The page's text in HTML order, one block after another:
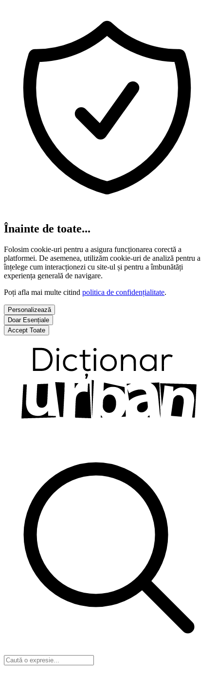
Înainte de toate...
Folosim cookie-uri pentru a asigura funcționarea corectă a
platformei. De asemenea, utilizăm cookie-uri de analiză pentru a
înțelege cum interacționezi cu site-ul și pentru a îmbunătăți
experiența generală de navigare.
Poți afla mai multe citind politica de confidențialitate.
Personalizează
Doar Esențiale
Accept Toate